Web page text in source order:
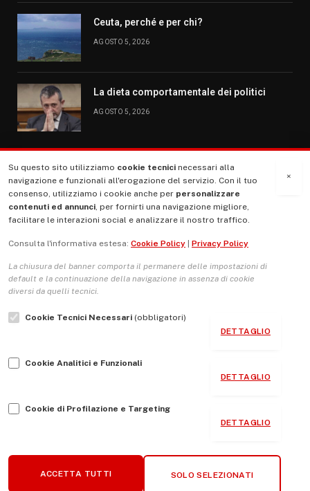
Ceuta, perché e per chi?
AGOSTO 5, 2026
La dieta comportamentale dei politici
AGOSTO 5, 2026
MENU
La Nostra Storia
Le Copertine
L’Associazione
Indirizzo Socio Politico Culturale
Guida per le autrici e gli autori
96482850581 - Realizzazione SitoKREATIVEROO
×
Su questo sito utilizziamo cookie tecnici necessari alla
navigazione e funzionali all'erogazione del servizio. Con il tuo
consenso, utilizziamo i cookie anche per personalizzare
contenuti ed annunci, per fornirti una navigazione migliore,
facilitare le interazioni social e analizzare il nostro traffico.
Consulta l'informativa estesa: Cookie Policy Privacy Policy
La chiusura del banner comporta il permanere delle impostazioni di
default e la continuazione della navigazione in assenza di cookie
diversi da quelli tecnici.
Cookie Tecnici Necessari (obbligatori)
DETTAGLIO
Cookie Analitici e Funzionali
DETTAGLIO
Cookie di Profilazione e Targeting
DETTAGLIO
ACCETTA TUTTI SOLO SELEZIONATI